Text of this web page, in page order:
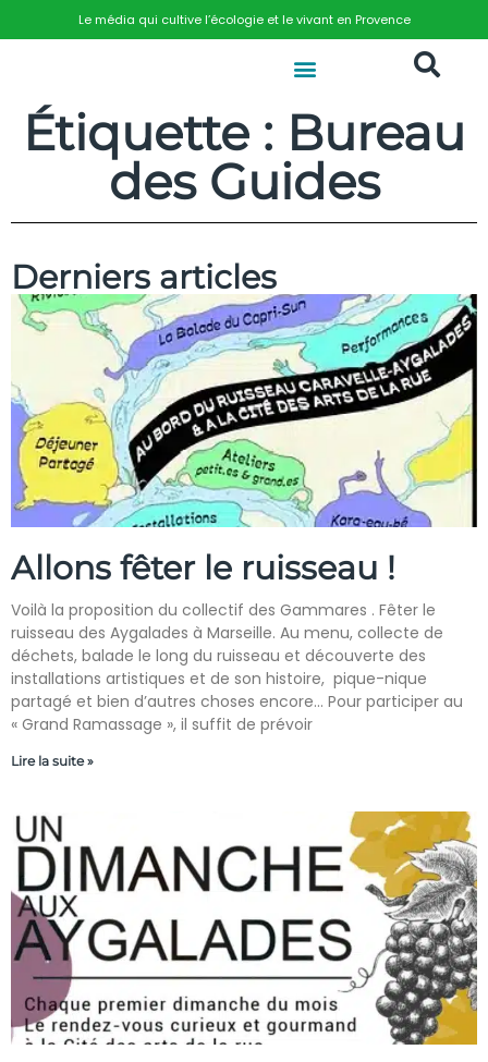
Le média qui cultive l’écologie et le vivant en Provence
Étiquette : Bureau
des Guides
Derniers articles
Allons fêter le ruisseau !
Voilà la proposition du collectif des Gammares . Fêter le
ruisseau des Aygalades à Marseille. Au menu, collecte de
déchets, balade le long du ruisseau et découverte des
installations artistiques et de son histoire, pique-nique
partagé et bien d’autres choses encore… Pour participer au
« Grand Ramassage », il suffit de prévoir
Lire la suite »